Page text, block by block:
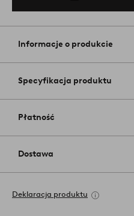
Informacje o produkcie
Specyfikacja produktu
Płatność
Dostawa
Deklaracja produktu